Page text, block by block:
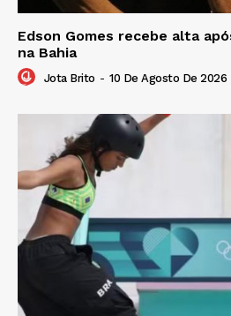
Edson Gomes recebe alta
na Bahia
Jota Brito - 10 De Agosto De 2026